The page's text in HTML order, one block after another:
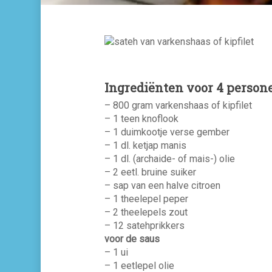
Ingrediënten voor 4
– 800 gram varkenshaas of kipfilet
– 1 teen knoflook
– 1 duimkootje verse gember
– 1 dl. ketjap manis
– 1 dl. (archaide- of mais-) olie
– 2 eetl. bruine suiker
– sap van een halve citroen
– 1 theelepel peper
– 2 theelepels zout
– 12 satehprikkers
voor de saus
– 1 ui
– 1 eetlepel olie